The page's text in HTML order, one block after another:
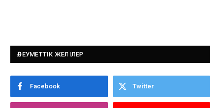
ӘЛЕУМЕТТІК ЖЕЛІЛЕР
Facebook Twitter